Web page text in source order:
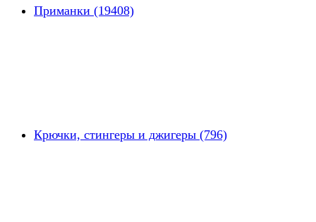
Приманки (19408)
Крючки, стингеры и джигеры (796)